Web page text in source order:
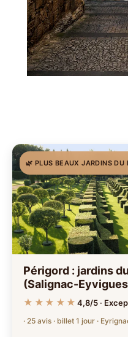
🌿 PLUS BEAUX JARDINS DU
Périgord : jardins
(Salignac-
★★★★★ 4,8/5 ·
· 25 avis · billet 1 jour ·